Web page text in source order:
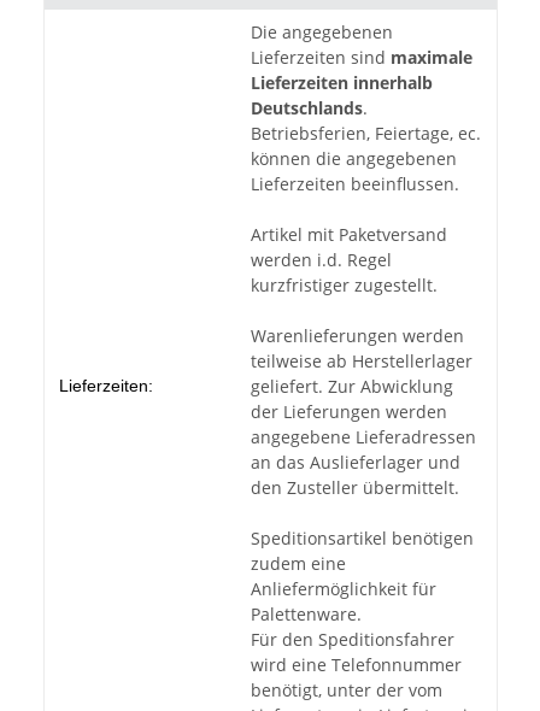
Lieferzeiten:
Die angegebenen
Lieferzeiten sind maximale
Lieferzeiten innerhalb
Deutschlands.
Betriebsferien, Feiertage, ec.
können die angegebenen
Lieferzeiten beeinflussen.
Artikel mit Paketversand
werden i.d. Regel
kurzfristiger zugestellt.
Warenlieferungen werden
teilweise ab Herstellerlager
geliefert. Zur Abwicklung
der Lieferungen werden
angegebene Lieferadressen
an das Auslieferlager und
den Zusteller übermittelt.
Speditionsartikel benötigen
zudem eine
Anliefermöglichkeit für
Palettenware.
Für den Speditionsfahrer
wird eine Telefonnummer
benötigt, unter der vom